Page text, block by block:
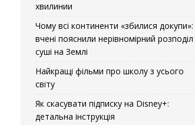
хвилинии
Чому всі континенти «збилися докупи»:
вчені пояснили нерівномірний розподіл
суші на Землі
Найкращі фільми про школу з усього
світу
Як скасувати підписку на Disney+:
детальна інструкція